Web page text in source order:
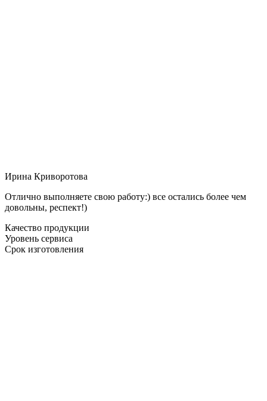
Ирина Криворотова
Отлично выполняете свою работу:) все остались более чем
довольны, респект!)
Качество продукции
Уровень сервиса
Срок изготовления